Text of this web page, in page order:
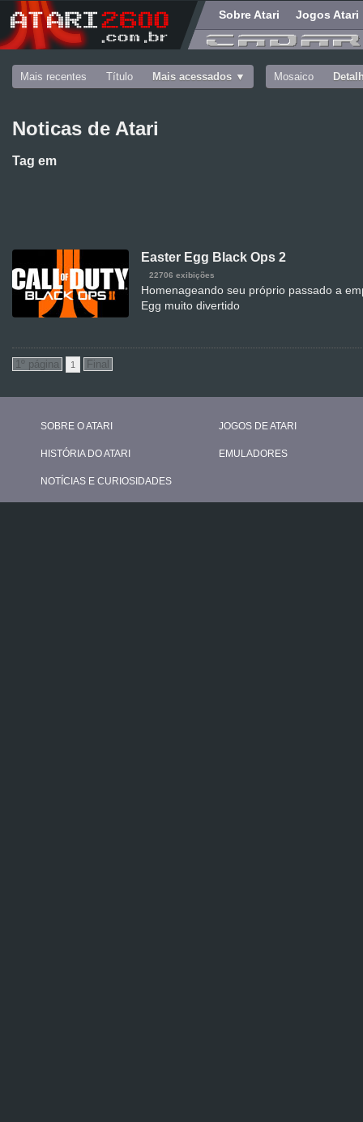
Sobre Atari Jogos Atari
Mais recentes Título Mais acessados Mosaico
Noticas de Atari
Tag em
Easter Egg Black Ops 2
22706 exibições
Homenageando seu próprio passado a
Egg muito divertido
1
SOBRE O ATARI
HISTÓRIA DO ATARI
NOTÍCIAS E CURIOSIDADES
JOGOS DE ATARI
EMULADORES